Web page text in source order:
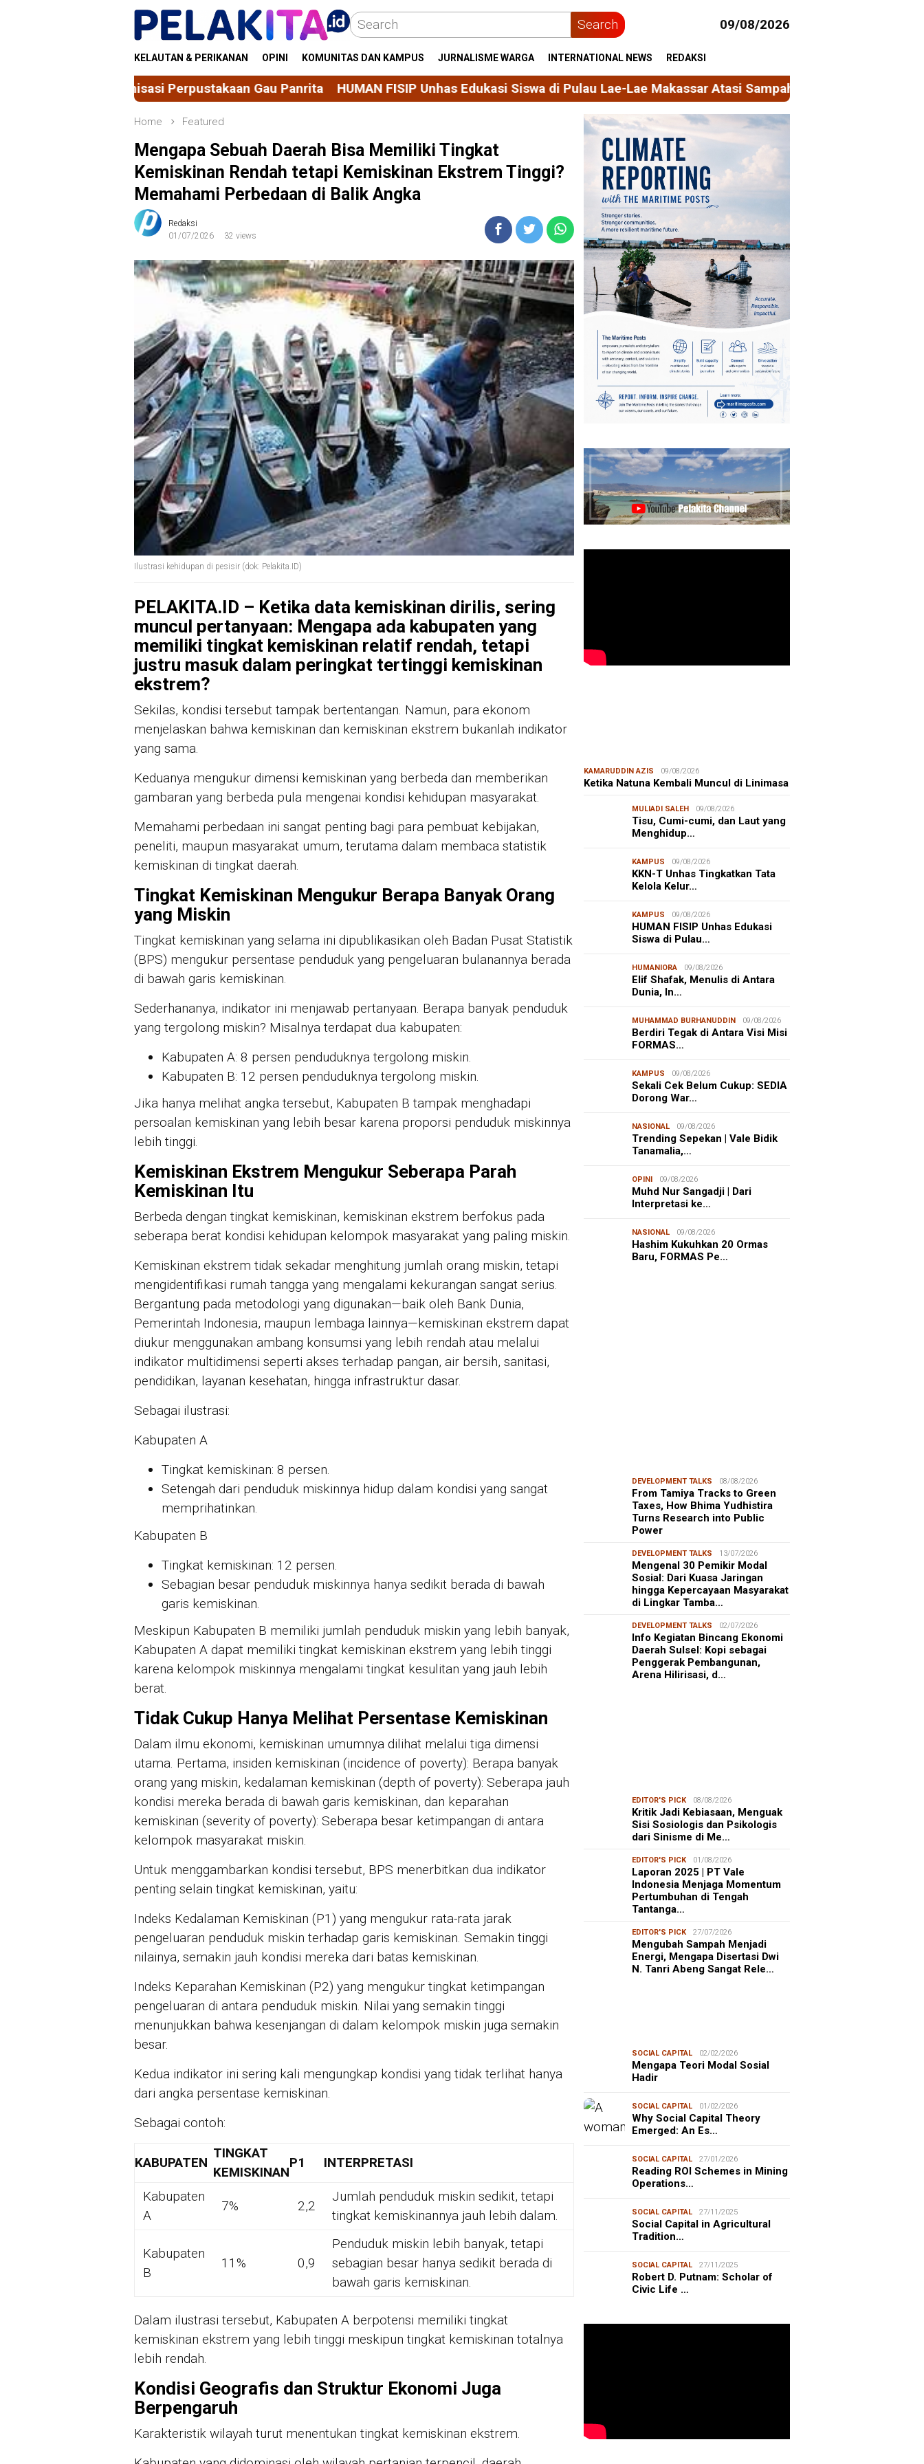
Skip
Search 09/08/2026
KELAUTAN & PERIKANAN OPINI KOMUNITAS DAN KAMPUS JURNALISME WARGA INTERNATIONAL NEWS REDAKSI
Perpustakaan Gau Panrita HUMAN FISIP Unhas Edukasi Siswa di Pulau Lae-Lae Makassar Atasi Sampah Plastik Elif Shafak, Menulis di
Home Featured
Mengapa Sebuah Daerah Bisa Memiliki Tingkat
Kemiskinan Rendah tetapi Kemiskinan Ekstrem Tinggi?
Memahami Perbedaan di Balik Angka
Redaksi
01/07/2026
32 views
Ilustrasi kehidupan di pesisir (dok: Pelakita.ID)
PELAKITA.ID – Ketika data kemiskinan dirilis, sering
muncul pertanyaan: Mengapa ada kabupaten yang
memiliki tingkat kemiskinan relatif rendah, tetapi
justru masuk dalam peringkat tertinggi kemiskinan
ekstrem?
Sekilas, kondisi tersebut tampak bertentangan. Namun, para ekonom
menjelaskan bahwa kemiskinan dan kemiskinan ekstrem bukanlah indikator
yang sama.
Keduanya mengukur dimensi kemiskinan yang berbeda dan memberikan
gambaran yang berbeda pula mengenai kondisi kehidupan masyarakat.
Memahami perbedaan ini sangat penting bagi para pembuat kebijakan,
peneliti, maupun masyarakat umum, terutama dalam membaca statistik
kemiskinan di tingkat daerah.
Tingkat Kemiskinan Mengukur Berapa Banyak Orang
yang Miskin
Tingkat kemiskinan yang selama ini dipublikasikan oleh Badan Pusat Statistik
(BPS) mengukur persentase penduduk yang pengeluaran bulanannya berada
di bawah garis kemiskinan.
Sederhananya, indikator ini menjawab pertanyaan. Berapa banyak penduduk
yang tergolong miskin? Misalnya terdapat dua kabupaten:
Kabupaten A: 8 persen penduduknya tergolong miskin.
Kabupaten B: 12 persen penduduknya tergolong miskin.
Jika hanya melihat angka tersebut, Kabupaten B tampak menghadapi
persoalan kemiskinan yang lebih besar karena proporsi penduduk miskinnya
lebih tinggi.
Kemiskinan Ekstrem Mengukur Seberapa Parah
Kemiskinan Itu
Berbeda dengan tingkat kemiskinan, kemiskinan ekstrem berfokus pada
seberapa berat kondisi kehidupan kelompok masyarakat yang paling miskin.
Kemiskinan ekstrem tidak sekadar menghitung jumlah orang miskin, tetapi
mengidentifikasi rumah tangga yang mengalami kekurangan sangat serius.
Bergantung pada metodologi yang digunakan—baik oleh Bank Dunia,
Pemerintah Indonesia, maupun lembaga lainnya—kemiskinan ekstrem dapat
diukur menggunakan ambang konsumsi yang lebih rendah atau melalui
indikator multidimensi seperti akses terhadap pangan, air bersih, sanitasi,
pendidikan, layanan kesehatan, hingga infrastruktur dasar.
Sebagai ilustrasi:
Kabupaten A
Tingkat kemiskinan: 8 persen.
Setengah dari penduduk miskinnya hidup dalam kondisi yang sangat
memprihatinkan.
Kabupaten B
Tingkat kemiskinan: 12 persen.
Sebagian besar penduduk miskinnya hanya sedikit berada di bawah
garis kemiskinan.
Meskipun Kabupaten B memiliki jumlah penduduk miskin yang lebih banyak,
Kabupaten A dapat memiliki tingkat kemiskinan ekstrem yang lebih tinggi
karena kelompok miskinnya mengalami tingkat kesulitan yang jauh lebih
berat.
Tidak Cukup Hanya Melihat Persentase Kemiskinan
Dalam ilmu ekonomi, kemiskinan umumnya dilihat melalui tiga dimensi
utama. Pertama, insiden kemiskinan (incidence of poverty): Berapa banyak
orang yang miskin, kedalaman kemiskinan (depth of poverty): Seberapa jauh
kondisi mereka berada di bawah garis kemiskinan, dan keparahan
kemiskinan (severity of poverty): Seberapa besar ketimpangan di antara
kelompok masyarakat miskin.
Untuk menggambarkan kondisi tersebut, BPS menerbitkan dua indikator
penting selain tingkat kemiskinan, yaitu:
Indeks Kedalaman Kemiskinan (P1) yang mengukur rata-rata jarak
pengeluaran penduduk miskin terhadap garis kemiskinan. Semakin tinggi
nilainya, semakin jauh kondisi mereka dari batas kemiskinan.
Indeks Keparahan Kemiskinan (P2) yang mengukur tingkat ketimpangan
pengeluaran di antara penduduk miskin. Nilai yang semakin tinggi
menunjukkan bahwa kesenjangan di dalam kelompok miskin juga semakin
besar.
Kedua indikator ini sering kali mengungkap kondisi yang tidak terlihat hanya
dari angka persentase kemiskinan.
Sebagai contoh:
KABUPATEN
TINGKAT
KEMISKINAN
P1 INTERPRETASI
Kabupaten
A
7% 2,2
Jumlah penduduk miskin sedikit, tetapi
tingkat kemiskinannya jauh lebih dalam.
Kabupaten
B
11% 0,9
Penduduk miskin lebih banyak, tetapi
sebagian besar hanya sedikit berada di
bawah garis kemiskinan.
Dalam ilustrasi tersebut, Kabupaten A berpotensi memiliki tingkat
kemiskinan ekstrem yang lebih tinggi meskipun tingkat kemiskinan totalnya
lebih rendah.
Kondisi Geografis dan Struktur Ekonomi Juga
Berpengaruh
Karakteristik wilayah turut menentukan tingkat kemiskinan ekstrem.
KAMARUDDIN AZIS 09/08/2026
Ketika Natuna Kembali Muncul di Linimasa
MULIADI SALEH 09/08/2026
Tisu, Cumi-cumi, dan Laut yang
Menghidup…
KAMPUS 09/08/2026
KKN-T Unhas Tingkatkan Tata
Kelola Kelur…
KAMPUS 09/08/2026
HUMAN FISIP Unhas Edukasi
Siswa di Pulau…
HUMANIORA 09/08/2026
Elif Shafak, Menulis di Antara
Dunia, In…
MUHAMMAD BURHANUDDIN 09/08/2026
Berdiri Tegak di Antara Visi Misi
FORMAS…
KAMPUS 09/08/2026
Sekali Cek Belum Cukup: SEDIA
Dorong War…
NASIONAL 09/08/2026
Trending Sepekan | Vale Bidik
Tanamalia,…
OPINI 09/08/2026
Muhd Nur Sangadji | Dari
Interpretasi ke…
NASIONAL 09/08/2026
Hashim Kukuhkan 20 Ormas
Baru, FORMAS Pe…
JURNALISME WARGA 08/08/2026
Mahasiswa KKN-PK Unhas Edukasi
Siswa SD Cegah Karies melalui
DEVELOPMENT TALKS 08/08/2026
From Tamiya Tracks to Green
Taxes, How Bhima Yudhistira
Turns Research into Public
Power
DEVELOPMENT TALKS 13/07/2026
Mengenal 30 Pemikir Modal
Sosial: Dari Kuasa Jaringan
hingga Kepercayaan Masyarakat
di Lingkar Tamba…
DEVELOPMENT TALKS 02/07/2026
Info Kegiatan Bincang Ekonomi
Daerah Sulsel: Kopi sebagai
Penggerak Pembangunan,
Arena Hilirisasi, d…
EDITOR'S PICK 08/08/2026
Kritik Jadi Kebiasaan, Menguak
Sisi Sosiologis dan Psikologis
dari Sinisme di Me…
EDITOR'S PICK 01/08/2026
Laporan 2025 | PT Vale
Indonesia Menjaga Momentum
Pertumbuhan di Tengah
Tantanga…
EDITOR'S PICK 27/07/2026
Mengubah Sampah Menjadi
Energi, Mengapa Disertasi Dwi
N. Tanri Abeng Sangat Rele…
SOCIAL CAPITAL 02/02/2026
Mengapa Teori Modal Sosial
Hadir
SOCIAL CAPITAL 01/02/2026
Why Social Capital Theory
Emerged: An Es…
SOCIAL CAPITAL 27/01/2026
Reading ROI Schemes in Mining
Operations…
SOCIAL CAPITAL 27/11/2025
Social Capital in Agricultural
Tradition…
SOCIAL CAPITAL 27/11/2025
Robert D. Putnam: Scholar of
Civic Life …